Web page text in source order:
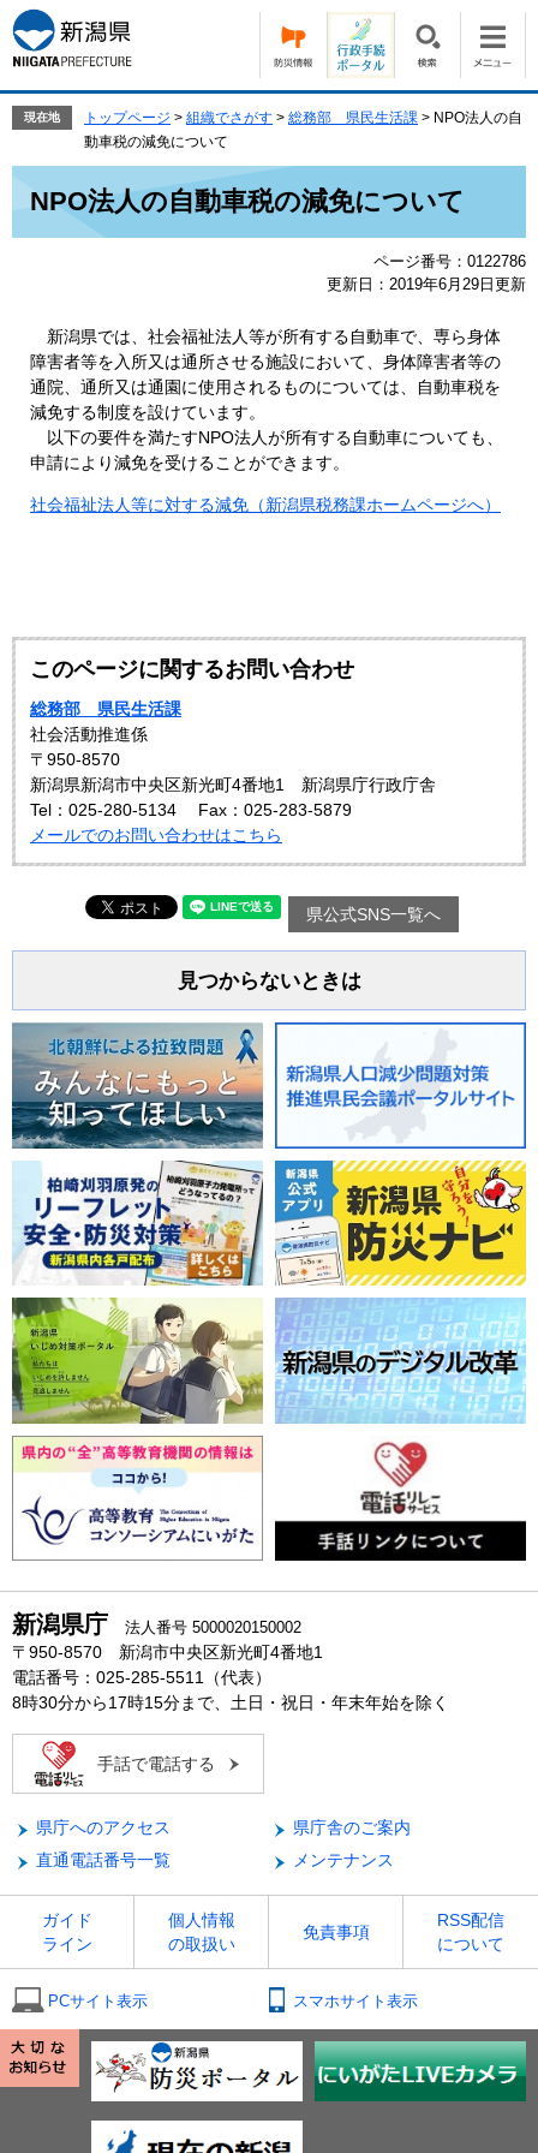
ー
ジ
の
で
す。
ニ
ュ
ー
ば
本
現在地 トップページ > 組織でさがす > 総務部 県民生活課 > NPO法人の自
動車税の減免について
NPO法人の自動車税の減免について
ページ番号：0122786
更新日：2019年6月29日更新
新潟県では、社会福祉法人等が所有する自動車で、専ら身体
障害者等を入所又は通所させる施設において、身体障害者等の
通院、通所又は通園に使用されるものについては、自動車税を
減免する制度を設けています。
以下の要件を満たすNPO法人が所有する自動車についても、
申請により減免を受けることができます。
社会福祉法人等に対する減免（新潟県税務課ホームページへ）
このページに関するお問い合わせ
総務部 県民生活課
社会活動推進係
〒950-8570
新潟県新潟市中央区新光町4番地1 新潟県庁行政庁舎
Tel：025-280-5134
Fax：025-283-5879
メールでのお問い合わせはこちら
県公式SNS一覧へ
見つからないときは
新潟県庁 法人番号 5000020150002
〒950-8570 新潟市中央区新光町4番地1
電話番号：025-285-5511（代表）
8時30分から17時15分まで、土日・祝日・年末年始を除く
手話で電話する
県庁へのアクセス
県庁舎のご案内
直通電話番号一覧
メンテナンス
ガイド
ライン
個人情報
の取扱い
免責事項
RSS配信
について
PCサイト表示 スマホサイト表示